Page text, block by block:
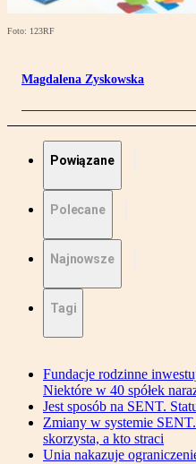
Foto: 123RF
Magdalena Zyskowska
Powiązane
Polecane
Najnowsze
Tagi
Fundacje rodzinne
Niektóre w 40 spółek
Jest sposób na SENT.
Zmiany w systemie
skorzysta, a kto straci
Unia nakazuje